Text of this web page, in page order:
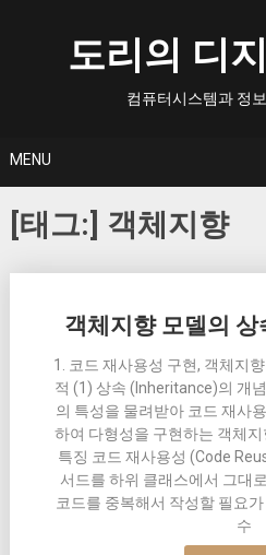
도리의 디
컴퓨터시스템과 정
MENU
[태그:] 객체지향
객체지향 모델의
1. 코드 재사용성 구현, 객체지
적 (1) 상속 (Inheritance)의 개
의 특성을 물려받아 코드 재사
하여 다형성을 구현하는 객체
특징 코드 재사용성 (Code
서드를 하위 클래스에서 그대
코드를 중복해서 작성할 필요
수
navigation